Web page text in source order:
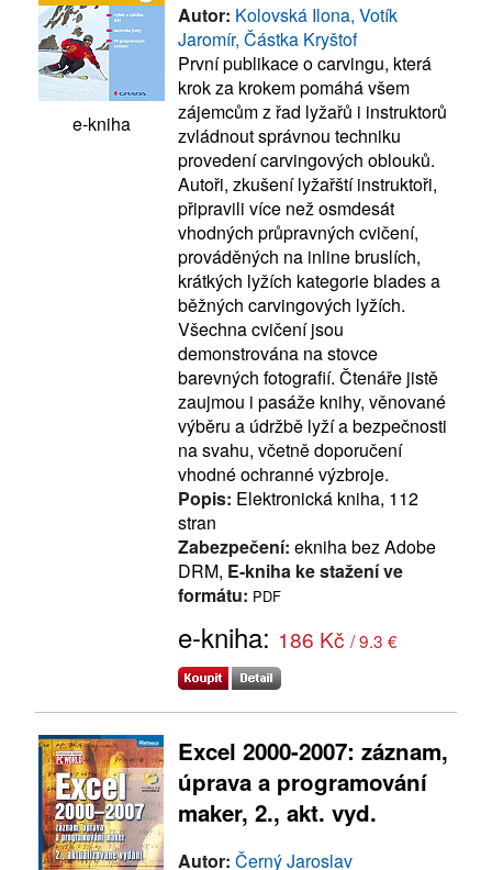
e-kniha
Autor: Kolovská Ilona, Votík
Jaromír, Částka Kryštof
První publikace o carvingu, která
krok za krokem pomáhá všem
zájemcům z řad lyžařů i instruktorů
zvládnout správnou techniku
provedení carvingových oblouků.
Autoři, zkušení lyžařští instruktoři,
připravili více než osmdesát
vhodných průpravných cvičení,
prováděných na inline bruslích,
krátkých lyžích kategorie blades a
běžných carvingových lyžích.
Všechna cvičení jsou
demonstrována na stovce
barevných fotografií. Čtenáře jistě
zaujmou i pasáže knihy, věnované
výběru a údržbě lyží a bezpečnosti
na svahu, včetně doporučení
vhodné ochranné výzbroje.
Popis: Elektronická kniha, 112
stran
Zabezpečení: ekniha bez Adobe
DRM, E-kniha ke stažení ve
formátu: PDF
e-kniha: 186 Kč / 9.3 €
Excel 2000-2007: záznam,
úprava a programování
maker, 2., akt. vyd.
Autor: Černý Jaroslav